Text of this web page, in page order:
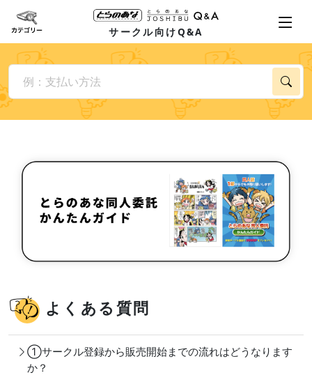
サークル向けQ&A
よくある質問
①サークル登録から販売開始までの流れはどうなります
か？